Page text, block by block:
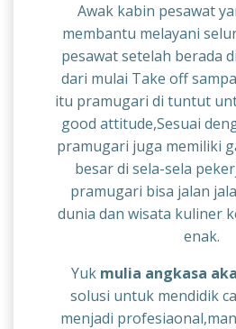
Awak kabin pesawat
membantu melayani
pesawat setelah berada
dari mulai Take off
itu pramugari di tuntut
good attitude,Sesuai
pramugari juga memiliki
besar di sela-sela
pramugari bisa jalan
dunia dan wisata kuliner
enak.
Yuk mulia angkasa
solusi untuk mendidik
menjadi